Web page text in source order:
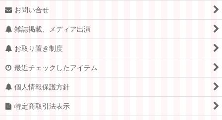
お問い合せ
雑誌掲載、メディア出演
お取り置き制度
最近チェックしたアイテム
個人情報保護方針
特定商取引法表示